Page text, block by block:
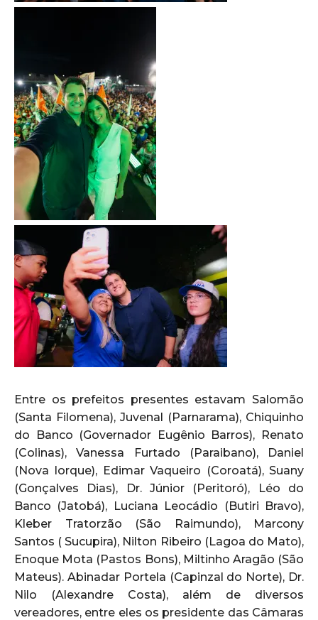
Entre os prefeitos presentes estavam Salomão
(Santa Filomena), Juvenal (Parnarama), Chiquinho
do Banco (Governador Eugênio Barros), Renato
(Colinas), Vanessa Furtado (Paraibano), Daniel
(Nova Iorque), Edimar Vaqueiro (Coroatá), Suany
(Gonçalves Dias), Dr. Júnior (Peritoró), Léo do
Banco (Jatobá), Luciana Leocádio (Butiri Bravo),
Kleber Tratorzão (São Raimundo), Marcony
Santos ( Sucupira), Nilton Ribeiro (Lagoa do Mato),
Enoque Mota (Pastos Bons), Miltinho Aragão (São
Mateus). Abinadar Portela (Capinzal do Norte), Dr.
Nilo (Alexandre Costa), além de diversos
vereadores, entre eles os presidente das Câmaras